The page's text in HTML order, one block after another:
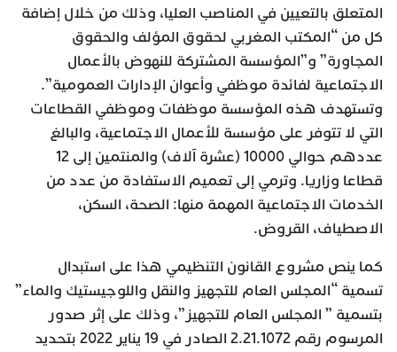
المتعلق بالتعيين في المناصب العليا، وذلك من خلال إضافة
كل من “المكتب المغربي لحقوق المؤلف والحقوق
المجاورة” و”المؤسسة المشتركة للنهوض بالأعمال
الاجتماعية لفائدة موظفي وأعوان الإدارات العمومية”.
وتستهدف هذه المؤسسة موظفات وموظفي القطاعات
التي لا تتوفر على مؤسسة للأعمال الاجتماعية، والبالغ
عددهم حوالي 10000 (عشرة آلاف) والمنتمين إلى 12
قطاعا وزاريا. وترمي إلى تعميم الاستفادة من عدد من
الخدمات الاجتماعية المهمة منها: الصحة، السكن،
الاصطياف، القروض.
كما ينص مشروع القانون التنظيمي هذا على استبدال
تسمية “المجلس العام للتجهيز والنقل واللوجيستيك والماء”
بتسمية ” المجلس العام للتجهيز”، وذلك على إثر صدور
المرسوم رقم 2.21.1072 الصادر في 19 يناير 2022 بتحديد